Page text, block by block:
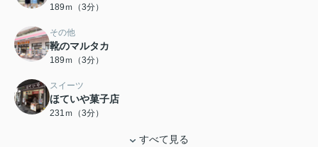
189ｍ（3分）
その他
靴のマルタカ
189ｍ（3分）
スイーツ
ほていや菓子店
231ｍ（3分）
すべて見る